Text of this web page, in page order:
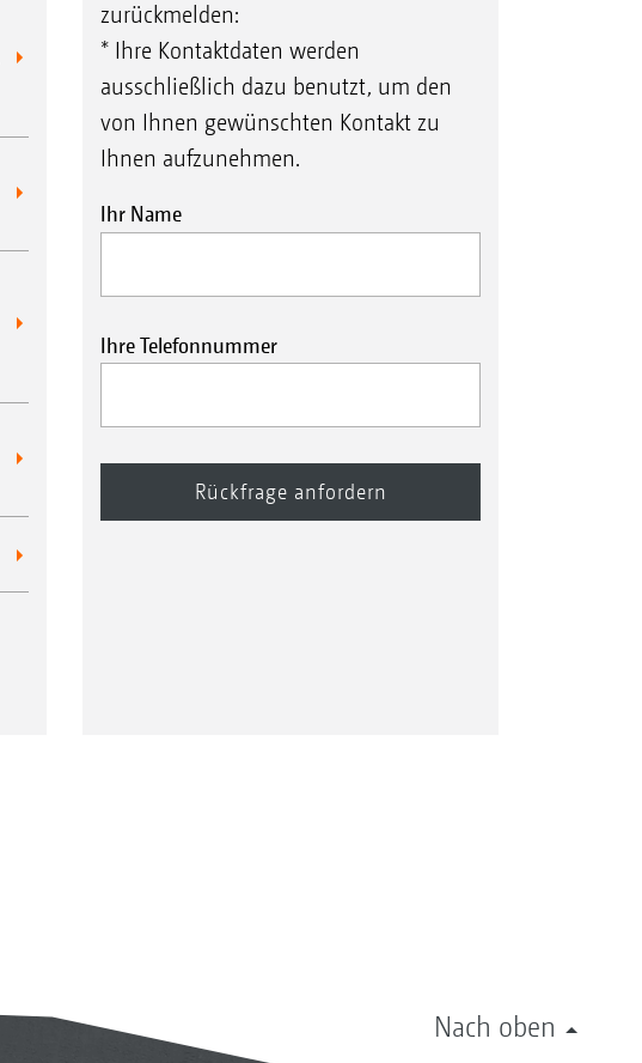
zurückmelden:
* Ihre Kontaktdaten werden
ausschließlich dazu benutzt, um den
von Ihnen gewünschten Kontakt zu
Ihnen aufzunehmen.
Ihr Name
Ihre Telefonnummer
Nach oben